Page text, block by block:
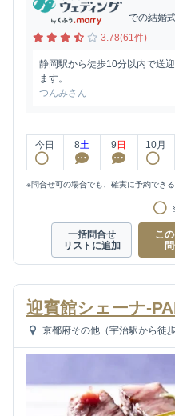
での結婚
3.78(61件)
静岡駅から徒歩10分以内で送
ます。
つんみさん
今日 8土 9 日 10月
※問合せ可の場合でも、確実に予約できる
一括問合せ
リストに追加
こ
迎賓館シェーナ-
京都府その他（宇治駅から徒歩